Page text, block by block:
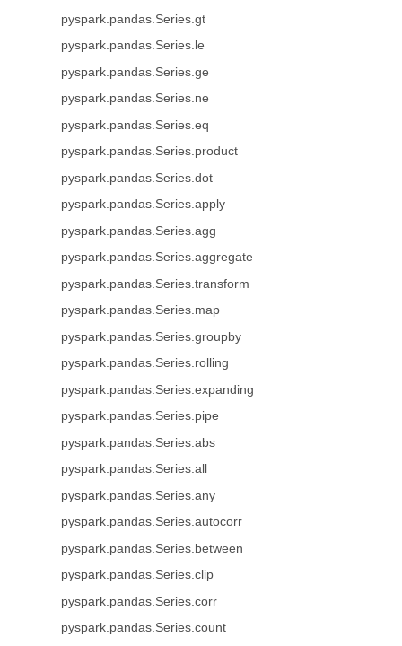
pyspark.pandas.Series.gt
pyspark.pandas.Series.le
pyspark.pandas.Series.ge
pyspark.pandas.Series.ne
pyspark.pandas.Series.eq
pyspark.pandas.Series.product
pyspark.pandas.Series.dot
pyspark.pandas.Series.apply
pyspark.pandas.Series.agg
pyspark.pandas.Series.aggregate
pyspark.pandas.Series.transform
pyspark.pandas.Series.map
pyspark.pandas.Series.groupby
pyspark.pandas.Series.rolling
pyspark.pandas.Series.expanding
pyspark.pandas.Series.pipe
pyspark.pandas.Series.abs
pyspark.pandas.Series.all
pyspark.pandas.Series.any
pyspark.pandas.Series.autocorr
pyspark.pandas.Series.between
pyspark.pandas.Series.clip
pyspark.pandas.Series.corr
pyspark.pandas.Series.count